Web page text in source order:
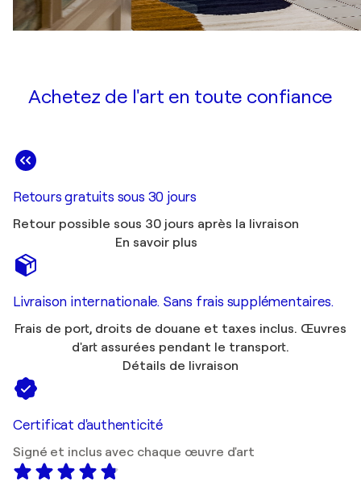
Achetez de l'art en toute confiance
Retours gratuits sous 30 jours
Retour possible sous 30 jours après la livraison
En savoir plus
Livraison internationale. Sans frais supplémentaires.
Frais de port, droits de douane et taxes inclus. Œuvres
d'art assurées pendant le transport.
Détails de livraison
Certificat d'authenticité
Signé et inclus avec chaque œuvre d'art